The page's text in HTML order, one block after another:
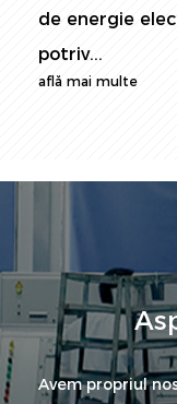
de energie
potriv...
află mai multe
Avem propriul